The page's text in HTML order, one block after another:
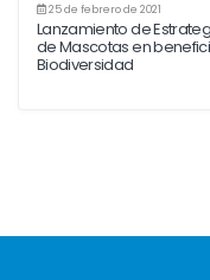
25 de febrero de 2021
Lanzamiento de
de Mascotas en
Biodiversidad